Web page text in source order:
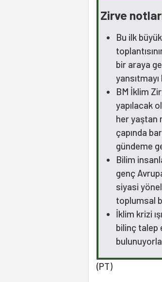
Zirve
Bu ilk
bir araya
BM İklim
yapılacak
her yaştan
çapında
gündeme
Bilim
genç
siyasi
toplumsal
İklim krizi
bilinç talep
(PT)